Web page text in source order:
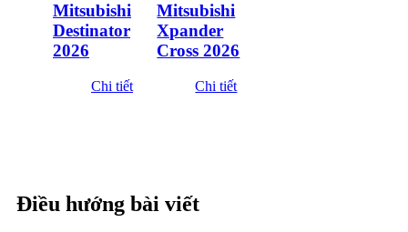
Mitsubishi
Destinator
2026
Chi tiết
Mitsubishi
Xpander
Cross 2026
Chi tiết
Điều hướng bài viết